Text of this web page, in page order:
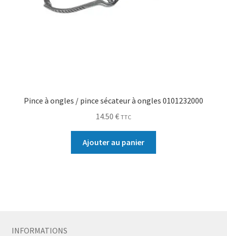
Pince à ongles / pince sécateur à ongles 0101232000
14.50 € TTC
Ajouter au panier
INFORMATIONS